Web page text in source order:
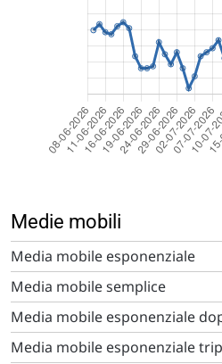
Medie mobili
Media mobile esponenziale
Media mobile semplice
Media mobile esponenziale
Media mobile esponenziale